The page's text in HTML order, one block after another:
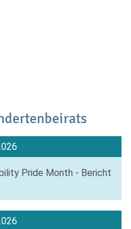
Pride Month - Bericht